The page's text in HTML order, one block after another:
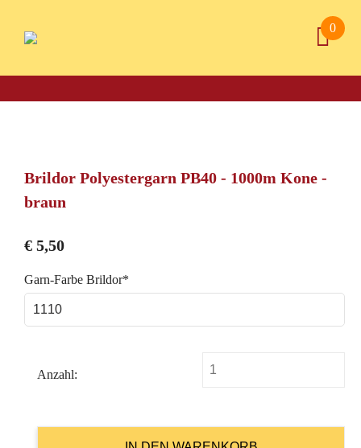
0
Brildor Polyestergarn PB40 - 1000m Kone -
braun
€ 5,50
Pflichtfeld
Garn-Farbe Brildor*
Anzahl: